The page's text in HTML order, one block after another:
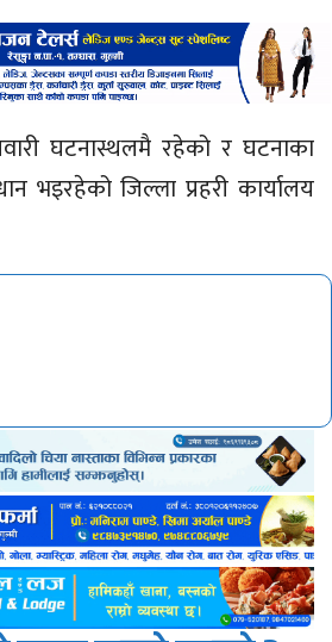
घटनास्थलमै रहेको र घटनाका
भइरहेको जिल्ला प्रहरी कार्यालय